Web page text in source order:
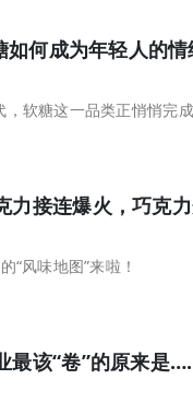
如何成为年轻人的情
软糖这一品类正悄悄完成
接连爆火，巧克
“风味地图”来啦！
最该“卷”的原来是